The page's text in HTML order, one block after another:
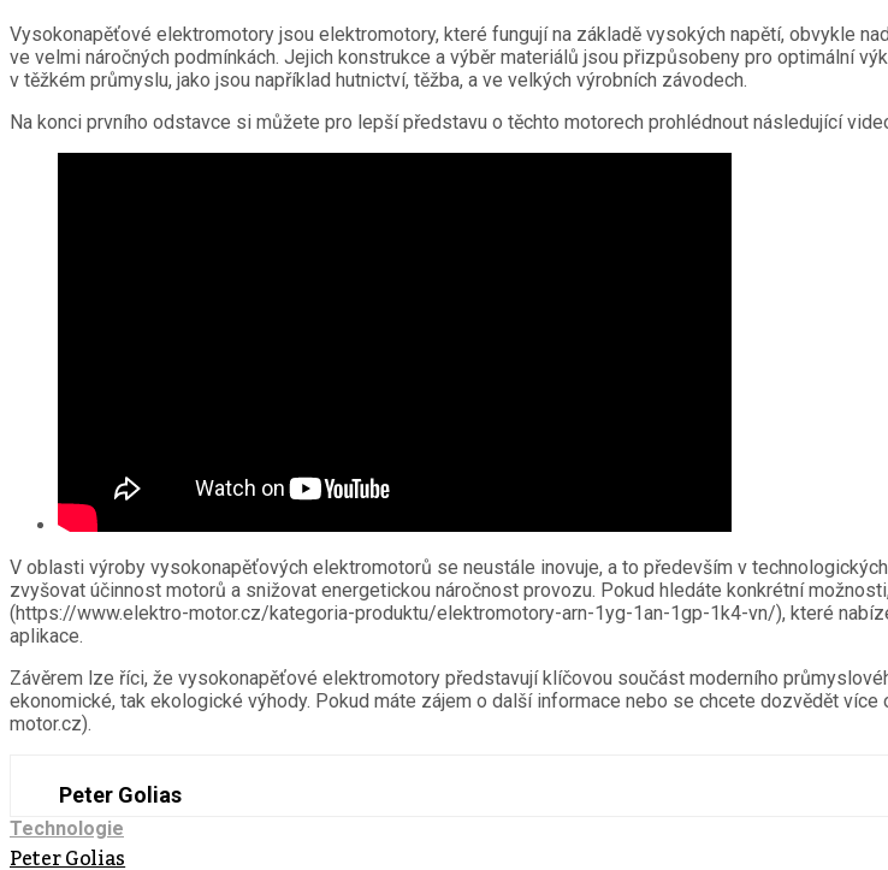
Vysokonapěťové elektromotory jsou elektromotory, které fungují na základě vysokých napětí, obvykle
ve velmi náročných podmínkách. Jejich konstrukce a výběr materiálů jsou přizpůsobeny pro optimální
v těžkém průmyslu, jako jsou například hutnictví, těžba, a ve velkých výrobních závodech.
Na konci prvního odstavce si můžete pro lepší představu o těchto motorech prohlédnout následující
V oblasti výroby vysokonapěťových elektromotorů se neustále inovuje, a to především v
zvyšovat účinnost motorů a snižovat energetickou náročnost provozu. Pokud hledáte konkrétní
(https://www.elektro-motor.cz/kategoria-produktu/elektromotory-arn-1yg-1an-1gp-1k4-vn/), které
aplikace.
Závěrem lze říci, že vysokonapěťové elektromotory představují klíčovou součást moderního
ekonomické, tak ekologické výhody. Pokud máte zájem o další informace nebo se chcete dozvědět
motor.cz).
Peter Golias
Technologie
Peter Golias